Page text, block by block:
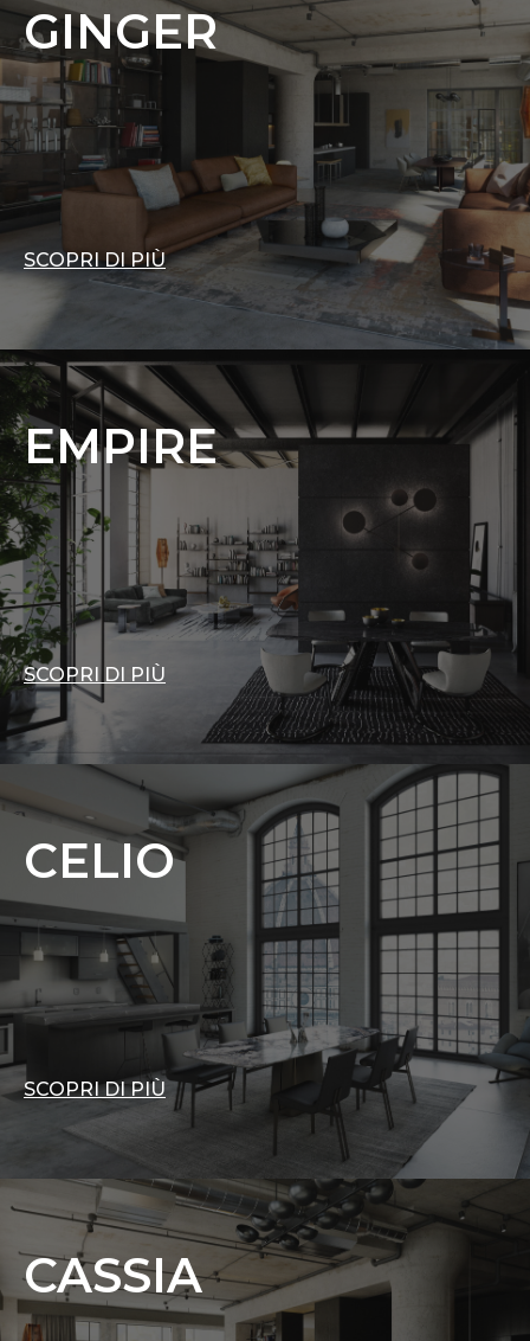
GINGER
SCOPRI DI PIÙ
EMPIRE
SCOPRI DI PIÙ
CELIO
SCOPRI DI PIÙ
CASSIA